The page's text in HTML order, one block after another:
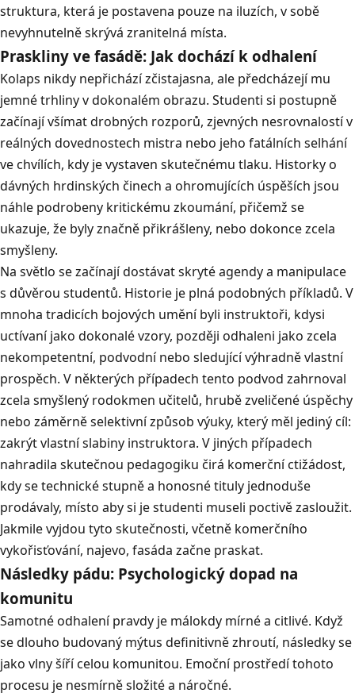
struktura, která je postavena pouze na iluzích, v sobě
nevyhnutelně skrývá zranitelná místa.
Praskliny ve fasádě: Jak dochází k odhalení
Kolaps nikdy nepřichází zčistajasna, ale předcházejí mu
jemné trhliny v dokonalém obrazu. Studenti si postupně
začínají všímat drobných rozporů, zjevných nesrovnalostí v
reálných dovednostech mistra nebo jeho fatálních selhání
ve chvílích, kdy je vystaven skutečnému tlaku. Historky o
dávných hrdinských činech a ohromujících úspěších jsou
náhle podrobeny kritickému zkoumání, přičemž se
ukazuje, že byly značně přikrášleny, nebo dokonce zcela
smyšleny.
Na světlo se začínají dostávat skryté agendy a manipulace
s důvěrou studentů. Historie je plná podobných příkladů. V
mnoha tradicích bojových umění byli instruktoři, kdysi
uctívaní jako dokonalé vzory, později odhaleni jako zcela
nekompetentní, podvodní nebo sledující výhradně vlastní
prospěch. V některých případech tento podvod zahrnoval
zcela smyšlený rodokmen učitelů, hrubě zveličené úspěchy
nebo záměrně selektivní způsob výuky, který měl jediný cíl:
zakrýt vlastní slabiny instruktora. V jiných případech
nahradila skutečnou pedagogiku čirá komerční ctižádost,
kdy se technické stupně a honosné tituly jednoduše
prodávaly, místo aby si je studenti museli poctivě zasloužit.
Jakmile vyjdou tyto skutečnosti, včetně komerčního
vykořisťování, najevo, fasáda začne praskat.
Následky pádu: Psychologický dopad na
komunitu
Samotné odhalení pravdy je málokdy mírné a citlivé. Když
se dlouho budovaný mýtus definitivně zhroutí, následky se
jako vlny šíří celou komunitou. Emoční prostředí tohoto
procesu je nesmírně složité a náročné.